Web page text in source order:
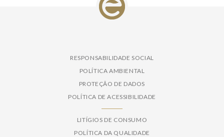
RESPONSABILIDADE SOCIAL
POLÍTICA AMBIENTAL
PROTEÇÃO DE DADOS
POLÍTICA DE ACESSIBILIDADE
LITÍGIOS DE CONSUMO
POLÍTICA DA QUALIDADE